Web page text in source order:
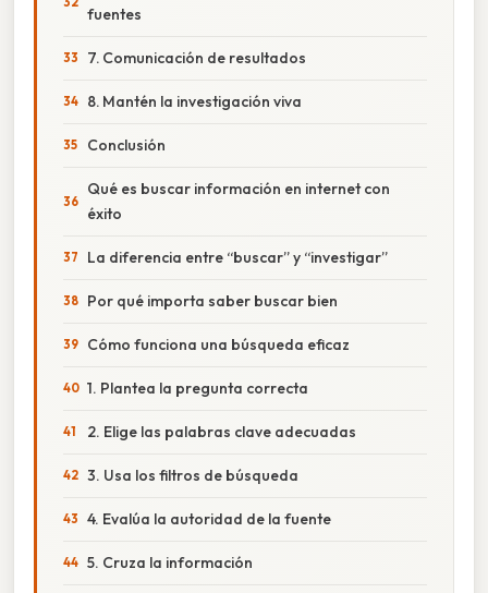
fuentes
7. Comunicación de resultados
8. Mantén la investigación viva
Conclusión
Qué es buscar información en internet con
éxito
La diferencia entre “buscar” y “investigar”
Por qué importa saber buscar bien
Cómo funciona una búsqueda eficaz
1. Plantea la pregunta correcta
2. Elige las palabras clave adecuadas
3. Usa los filtros de búsqueda
4. Evalúa la autoridad de la fuente
5. Cruza la información